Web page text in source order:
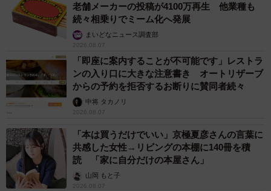
老舗メーカーの投稿が4100万再生 他業種も
続々相乗りでミーム化へ発展
まいどなニュース調査部
2026.08.07
「即座に案内することが不可能です」レストラ
ンの入り口に大きな注意書き オートリザーブ
からの予約を拒否するお断りに賛同者続々
中将 タカノリ
2026.08.07
「本は買うだけでいい」京極夏彦さんの言葉に
共感した女性→リビングの本棚に140冊を積
読 「家に自分だけの本屋さん」
山岡 もと子
2026.08.07